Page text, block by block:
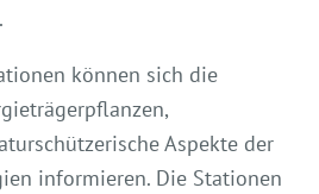
.
können sich die
Aspekte der
informieren. Die Stationen